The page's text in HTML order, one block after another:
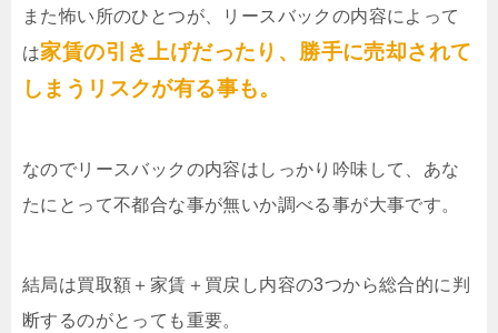
また怖い所のひとつが、リースバックの内容によって
は家賃の引き上げだったり、勝手に売却されて
しまうリスクが有る事も。
なのでリースバックの内容はしっかり吟味して、あな
たにとって不都合な事が無いか調べる事が大事です。
結局は買取額＋家賃＋買戻し内容の3つから総合的に判
断するのがとっても重要。